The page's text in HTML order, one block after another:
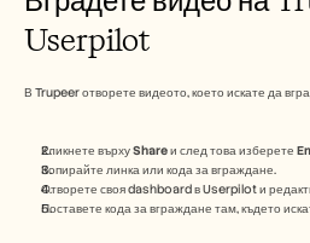
Userpilot
В Trupeer отворете видеото, което искате да
Кликнете върху Share и след това изберете
Копирайте линка или кода за вграждане.
Отворете своя dashboard в Userpilot и
Поставете кода за вграждане там, където
ЧЗВ
Съобщение
ПРИЛОЖЕНИЯ
Подготовка за продажби
Предпродажби
Маркетинг на продукта
Успех на клиента